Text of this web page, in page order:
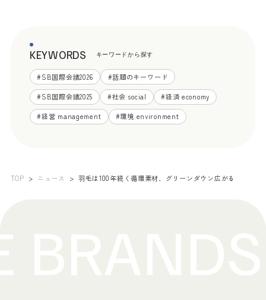
KEYWORDS キーワードから探す
#SB国際会議2026 #話題のキーワード
#SB国際会議2025 #社会 social #経済 economy
#経営 management #環境 environment
TOP ニュース 羽毛は100年続く循環素材、グリーンダウン広がる